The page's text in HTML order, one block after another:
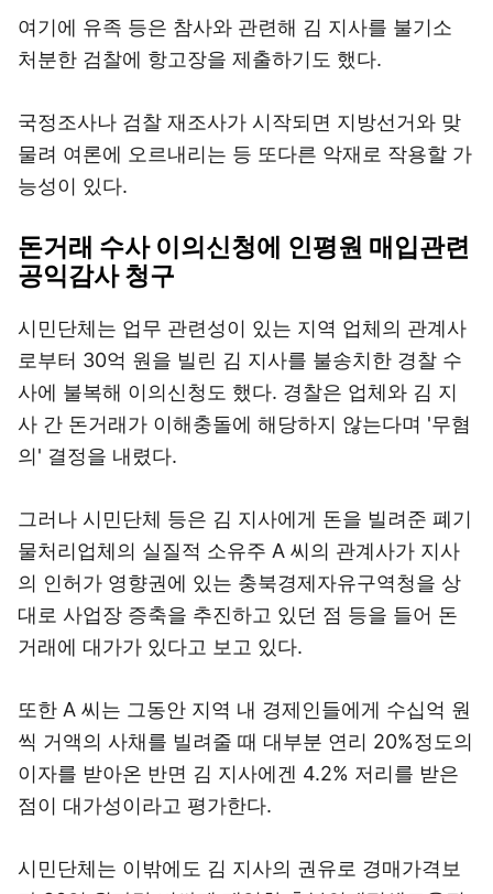
여기에 유족 등은 참사와 관련해 김 지사를 불기소
처분한 검찰에 항고장을 제출하기도 했다.
국정조사나 검찰 재조사가 시작되면 지방선거와 맞
물려 여론에 오르내리는 등 또다른 악재로 작용할 가
능성이 있다.
돈거래 수사 이의신청에 인평원 매입관련
공익감사 청구
시민단체는 업무 관련성이 있는 지역 업체의 관계사
로부터 30억 원을 빌린 김 지사를 불송치한 경찰 수
사에 불복해 이의신청도 했다. 경찰은 업체와 김 지
사 간 돈거래가 이해충돌에 해당하지 않는다며 '무혐
의' 결정을 내렸다.
그러나 시민단체 등은 김 지사에게 돈을 빌려준 폐기
물처리업체의 실질적 소유주 A 씨의 관계사가 지사
의 인허가 영향권에 있는 충북경제자유구역청을 상
대로 사업장 증축을 추진하고 있던 점 등을 들어 돈
거래에 대가가 있다고 보고 있다.
또한 A 씨는 그동안 지역 내 경제인들에게 수십억 원
씩 거액의 사채를 빌려줄 때 대부분 연리 20%정도의
이자를 받아온 반면 김 지사에겐 4.2% 저리를 받은
점이 대가성이라고 평가한다.
시민단체는 이밖에도 김 지사의 권유로 경매가격보